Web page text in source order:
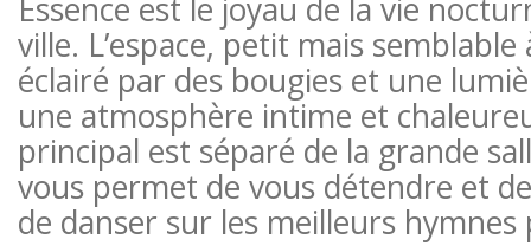
Essence est le joyau de la vie
ville. L’espace, petit mais
éclairé par des bougies et une
une atmosphère intime et
principal est séparé de la grande
vous permet de vous détendre et
de danser sur les meilleurs hymnes